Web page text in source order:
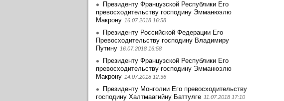
Президенту Французской Республики Его
превосходительству господину Эмманюэлю
Макрону 16.07.2018 16:58
Президенту Российской Федерации Его
Превосходительству господину Владимиру
Путину 16.07.2018 16:58
Президенту Французской Республики Его
превосходительству господину Эмманюэлю
Макрону 14.07.2018 12:36
Президенту Монголии Его превосходительству
господину Халтмаагийну Баттулге 11.07.2018 17:10